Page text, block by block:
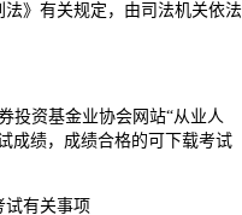
》有关规定，由司法机关依法
资基金业协会网站“从业人
成绩，成绩合格的可下载考试
有关事项